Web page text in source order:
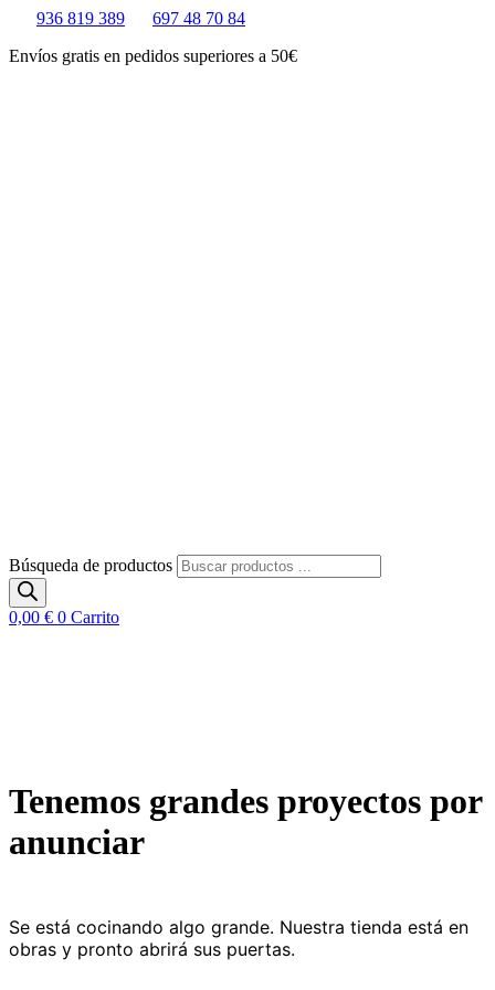
contenido
936 819 389
697 48 70 84
Envíos gratis en pedidos superiores a 50€
Búsqueda de productos
0,00 € 0 Carrito
Tenemos grandes proyectos por
anunciar
Se está cocinando algo grande. Nuestra tienda está en
obras y pronto abrirá sus puertas.